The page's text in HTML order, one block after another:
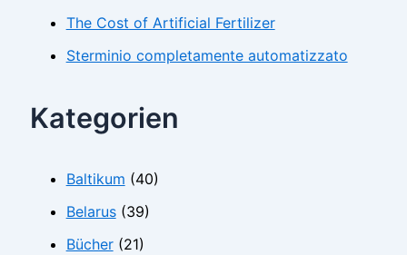
The Cost of Artificial Fertilizer
Sterminio completamente automatizzato
Kategorien
Baltikum (40)
Belarus(39)
Bücher(21)